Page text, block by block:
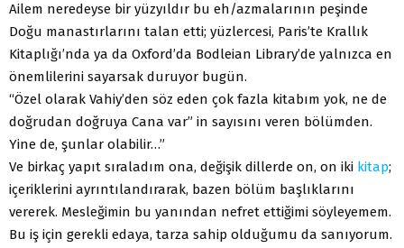
Ailem neredeyse bir yüzyıldır bu eh/azmalarının peşinde
Doğu manastırlarını talan etti; yüzlercesi, Paris’te Krallık
Kitaplığı’nda ya da Oxford’da Bodleian Library’de yalnızca en
önemlilerini sayarsak duruyor bugün.
“Özel olarak Vahiy’den söz eden çok fazla kitabım yok, ne de
doğrudan doğruya Cana var” in sayısını veren bölümden.
Yine de, şunlar olabilir…”
Ve birkaç yapıt sıraladım ona, değişik dillerde on, on iki kitap;
içeriklerini ayrıntılandırarak, bazen bölüm başlıklarını
vererek. Mesleğimin bu yanından nefret ettiğimi söyleyemem.
Bu iş için gerekli edaya, tarza sahip olduğumu da sanıyorum.